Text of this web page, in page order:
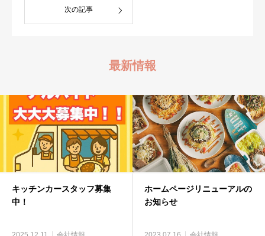
次の記事
最新情報
キッチンカースタッフ募集
中！
ホームページリニューアルの
お知らせ